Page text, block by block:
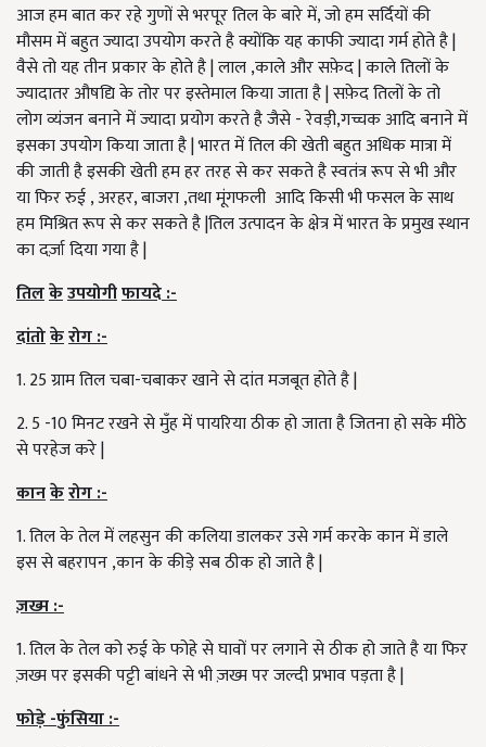
आज हम बात कर रहे गुणों से भरपूर तिल के बारे में, जो हम सर्दियों की
मौसम में बहुत ज्यादा उपयोग करते है क्योंकि यह काफी ज्यादा गर्म होते है |
वैसे तो यह तीन प्रकार के होते है | लाल ,काले और सफ़ेद | काले तिलों के
ज्यादातर औषद्यि के तोर पर इस्तेमाल किया जाता है | सफ़ेद तिलों के तो
लोग व्यंजन बनाने में ज्यादा प्रयोग करते है जैसे - रेवड़ी,गच्चक आदि बनाने में
इसका उपयोग किया जाता है | भारत में तिल की खेती बहुत अधिक मात्रा में
की जाती है इसकी खेती हम हर तरह से कर सकते है स्वतंत्र रूप से भी और
या फिर रुई , अरहर, बाजरा ,तथा मूंगफली आदि किसी भी फसल के साथ
हम मिश्रित रूप से कर सकते है |तिल उत्पादन के क्षेत्र में भारत के प्रमुख स्थान
का दर्ज़ा दिया गया है |
तिलकेउपयोगीफायदे:-
दांतोकेरोग:-
1. 25 ग्राम तिल चबा-चबाकर खाने से दांत मजबूत होते है |
2. 5 -10 मिनट रखने से मुँह में पायरिया ठीक हो जाता है जितना हो सके मीठे
से परहेज करे |
कानकेरोग:-
1. तिल के तेल में लहसुन की कलिया डालकर उसे गर्म करके कान में डाले
इस से बहरापन ,कान के कीड़े सब ठीक हो जाते है |
ज़ख्म:-
1. तिल के तेल को रुई के फोहे से घावों पर लगाने से ठीक हो जाते है या फिर
ज़ख्म पर इसकी पट्टी बांधने से भी ज़ख्म पर जल्दी प्रभाव पड़ता है |
फोड़े-फुंसिया:-